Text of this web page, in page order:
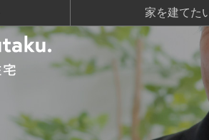
家を建てた